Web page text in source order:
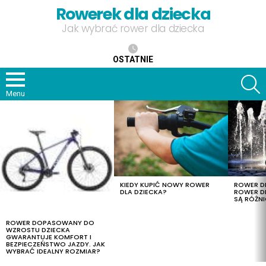
Rowerek dla dziecka
Jak wybrać rower dla dziecka
OSTATNIE
Menu
ROWER DOPASOWANY DO
WZROSTU DZIECKA
GWARANTUJE KOMFORT I
BEZPIECZEŃSTWO JAZDY. JAK
WYBRAĆ IDEALNY ROZMIAR?
KIEDY KUPIĆ NOWY ROWER
DLA DZIECKA?
ROWER
ROWER
SĄ